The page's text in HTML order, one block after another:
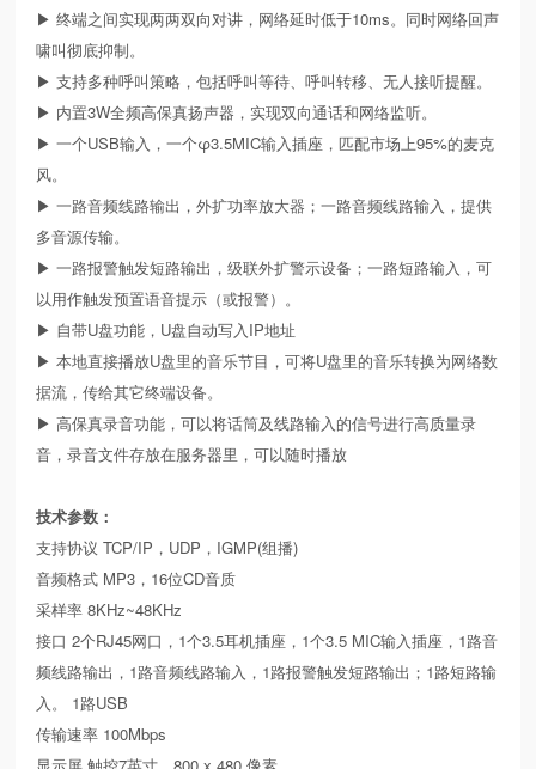
▶ 终端之间实现两两双向对讲，网络延时低于10ms。同时网络回声
啸叫彻底抑制。
▶ 支持多种呼叫策略，包括呼叫等待、呼叫转移、无人接听提醒。
▶ 内置3W全频高保真扬声器，实现双向通话和网络监听。
▶ 一个USB输入，一个φ3.5MIC输入插座，匹配市场上95%的麦克
风。
▶ 一路音频线路输出，外扩功率放大器；一路音频线路输入，提供
多音源传输。
▶ 一路报警触发短路输出，级联外扩警示设备；一路短路输入，可
以用作触发预置语音提示（或报警）。
▶ 自带U盘功能，U盘自动写入IP地址
▶ 本地直接播放U盘里的音乐节目，可将U盘里的音乐转换为网络数
据流，传给其它终端设备。
▶ 高保真录音功能，可以将话筒及线路输入的信号进行高质量录
音，录音文件存放在服务器里，可以随时播放
技术参数：
支持协议 TCP/IP，UDP，IGMP(组播)
音频格式 MP3，16位CD音质
采样率 8KHz~48KHz
接口 2个RJ45网口，1个3.5耳机插座，1个3.5 MIC输入插座，1路音
频线路输出，1路音频线路输入，1路报警触发短路输出；1路短路输
入。 1路USB
传输速率 100Mbps